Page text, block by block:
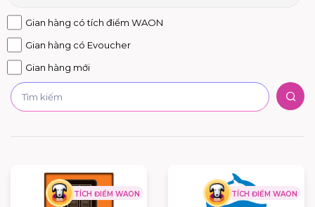
Gian hàng có tích điểm WAON
Gian hàng có Evoucher
Gian hàng mới
TÍCH ĐIỂM WAON TÍCH ĐIỂM WAON